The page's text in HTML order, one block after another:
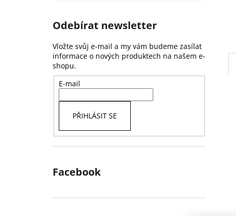
Odebírat newsletter
Vložte svůj e-mail a my vám budeme zasílat
informace o nových produktech na našem e-
shopu.
E-mail
PŘIHLÁSIT SE
Facebook